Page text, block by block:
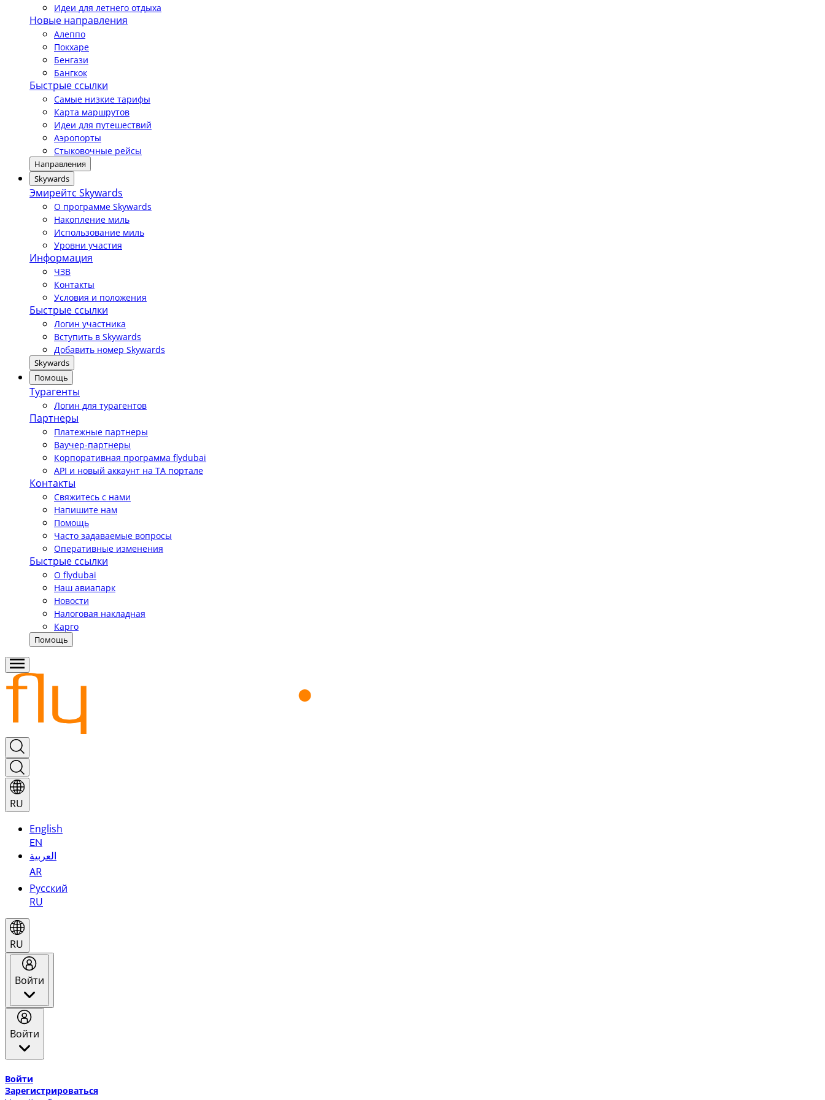
Идеи для летнего отдыха
Новые направления
Алеппо
Покхаре
Бенгази
Бангкок
Быстрые ссылки
Самые низкие тарифы
Карта маршрутов
Идеи для путешествий
Аэропорты
Стыковочные рейсы
Направления
Skywards
Эмирейтс Skywards
О программе Skywards
Накопление миль
Использование миль
Уровни участия
Информация
ЧЗВ
Контакты
Условия и положения
Быстрые ссылки
Логин участника
Вступить в Skywards
Добавить номер Skywards
Skywards
Помощь
Турагенты
Логин для турагентов
Партнеры
Платежные партнеры
Ваучер-партнеры
Корпоративная программа flydubai
API и новый аккаунт на TA портале
Контакты
Свяжитесь с нами
Напишите нам
Помощь
Часто задаваемые вопросы
Оперативные изменения
Быстрые ссылки
О flydubai
Наш авиапарк
Новости
Налоговая накладная
Карго
Помощь
RU
English
EN
العربية
AR
Русский
RU
RU
Войти
Войти
Войти
Зарегистрироваться